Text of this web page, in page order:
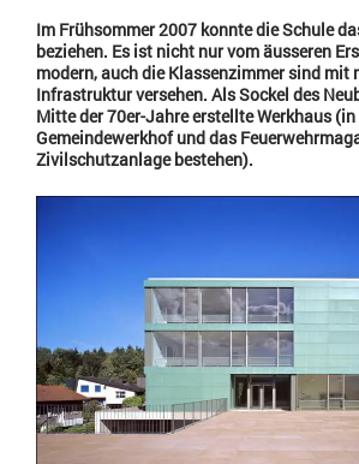
Im Frühsommer 2007 konnte die Schule
beziehen. Es ist nicht nur vom äusseren
modern, auch die Klassenzimmer sind mit
Infrastruktur versehen. Als Sockel des
Mitte der 70er-Jahre erstellte Werkhaus (in
Gemeindewerkhof und das
Zivilschutzanlage bestehen).